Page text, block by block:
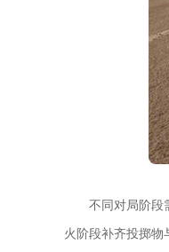
不同对局阶段
火阶段补齐投掷